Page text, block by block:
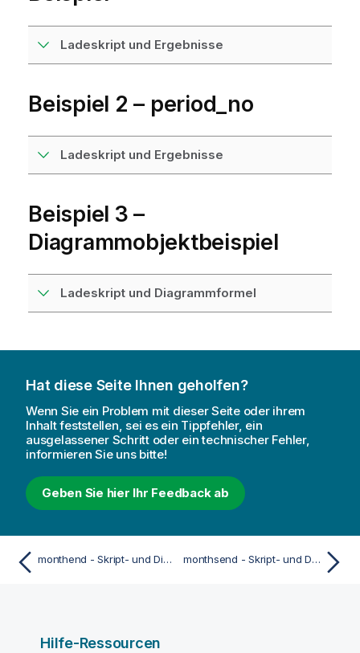
Ladeskript und Ergebnisse
Beispiel 2 – period_no
Ladeskript und Ergebnisse
Beispiel 3 –
Diagrammobjektbeispiel
Ladeskript und Diagrammformel
Hat diese Seite Ihnen geholfen?
Wenn Sie ein Problem mit dieser Seite oder ihrem
Inhalt feststellen, sei es ein Tippfehler, ein
ausgelassener Schritt oder ein technischer Fehler,
informieren Sie uns bitte!
Geben Sie hier Ihr Feedback ab
monthend - Skript- und Diagrammfunktion monthsend - Skript- und Diagrammfunktion
Hilfe-Ressourcen